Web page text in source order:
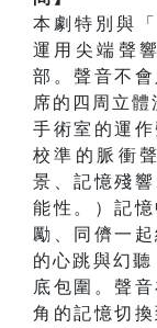
本劇特別與
運用尖端聲
部。聲音不
席的四周立體
手術室的運
校準的脈衝
景、記憶殘
能性。）記
勵、同儕一
的心跳與幻聽
底包圍。聲
角的記憶切